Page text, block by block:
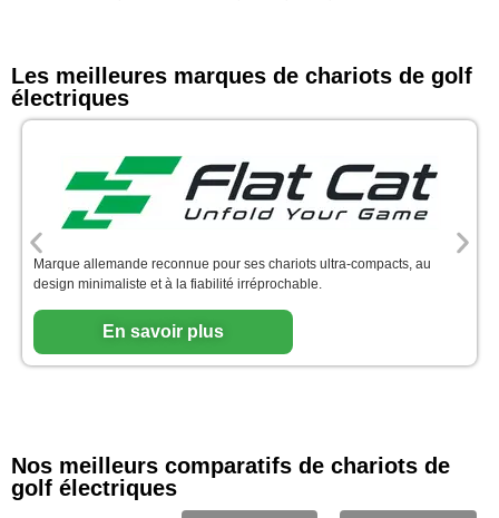
Les meilleures marques de chariots de golf
électriques
Marque allemande reconnue pour ses chariots ultra-compacts, au
design minimaliste et à la fiabilité irréprochable.
En savoir plus
Nos meilleurs comparatifs de chariots de
golf électriques